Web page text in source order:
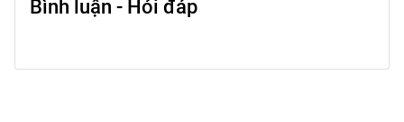
• Màu sắc trong bảng được phối hài hòa, dễ áp dụng cho
Bình luận - Hỏi đáp